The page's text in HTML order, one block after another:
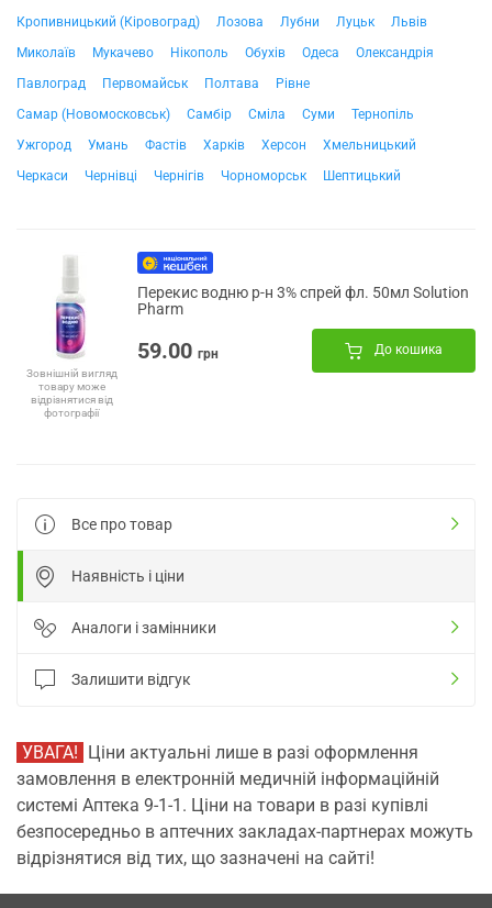
Кропивницький (Кіровоград)
Лозова Лубни Луцьк
Львів
Миколаїв
Мукачево Нікополь Обухів Одеса
Олександрія
Павлоград
Первомайськ Полтава
Рівне
Самар (Новомосковськ)
Самбір Сміла Суми
Тернопіль
Ужгород
Умань Фастів Харків Херсон
Хмельницький
Черкаси
Чернівці Чернігів Чорноморськ Шептицький
Зовнішній вигляд
товару може
відрізнятися від
фотографії
Перекис водню р-н 3% спрей фл. 50мл Solution
Pharm
59.00 грн До кошика
Все про товар
Наявність і ціни
Аналоги і замінники
Залишити відгук
УВАГА! Ціни актуальні лише в разі оформлення
замовлення в електронній медичній інформаційній
системі Аптека 9-1-1. Ціни на товари в разі купівлі
безпосередньо в аптечних закладах-партнерах можуть
відрізнятися від тих, що зазначені на сайті!